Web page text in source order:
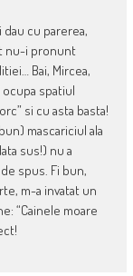
cu parerea,
nu-i pronunt
Bai, Mircea,
ocupa spatiul
si cu asta basta!
mascariciul ala
sus!) nu a
spus. Fi bun,
m-a invatat un
“Cainele moare